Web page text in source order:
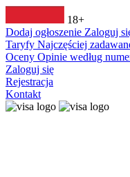
18+
Dodaj ogłoszenie Zaloguj
Taryfy Najczęściej
Oceny Opinie według
Zaloguj się
Rejestracja
Kontakt